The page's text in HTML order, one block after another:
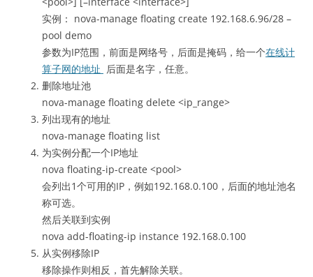
实例： nova-manage floating create 192.168.6.96/28 –
pool demo
参数为IP范围，前面是网络号，后面是掩码，给一个在线计
算子网的地址 后面是名字，任意。
删除地址池
nova-manage floating delete <ip_range>
列出现有的地址
nova-manage floating list
为实例分配一个IP地址
nova floating-ip-create <pool>
会列出1个可用的IP，例如192.168.0.100，后面的地址池名
称可选。
然后关联到实例
nova add-floating-ip instance 192.168.0.100
从实例移除IP
移除操作则相反，首先解除关联。